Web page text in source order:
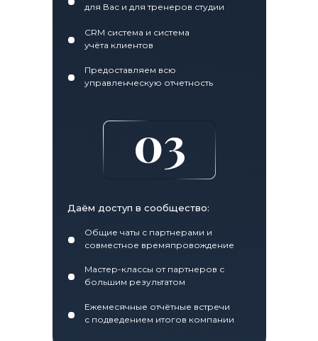
для Вас и для тренеров студии
CRM система и система
учёта клиентов
Предоставляем всю
управленческую отчетность
Даём доступ в сообщество:
03
Общие чаты с партнерами и
совместное времяпровождение
Мастер-классы от партнеров с
большим результатом
Ежемесячные отчётные встречи
с подведением итогов компании